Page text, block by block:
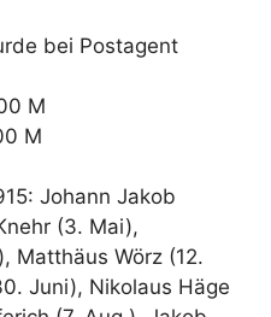
bei Postagent
M
M
Johann Jakob
(3. Mai),
Matthäus Wörz (12.
Juni), Nikolaus Häge